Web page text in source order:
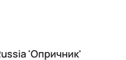
'Опричник'